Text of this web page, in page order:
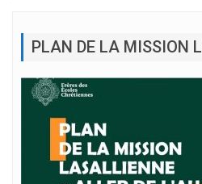
PLAN DE LA MISSION